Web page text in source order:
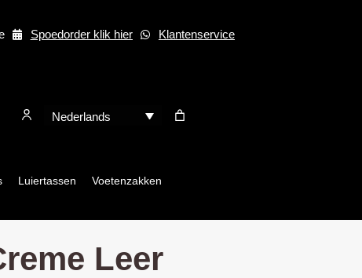
Spoedorder klik hier Klantenservice
Nederlands
Luiertassen Voetenzakken
Leer